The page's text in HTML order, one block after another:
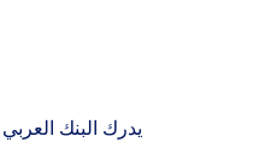
يدرك البنك